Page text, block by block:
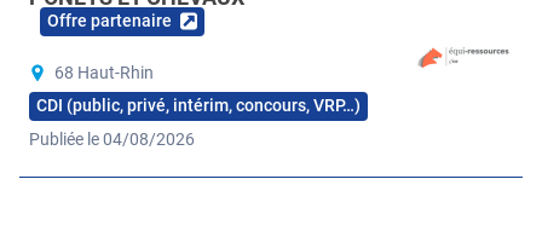
Offre partenaire
68 Haut-Rhin
CDI (public, privé, intérim, concours, VRP…)
Publiée le 04/08/2026